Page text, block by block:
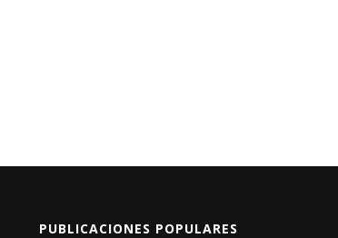
PUBLICACIONES POPULARES